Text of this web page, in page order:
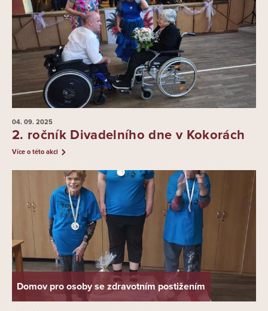
04. 09. 2025
2. ročník Divadelního dne v Kokorách
Více o této akci
Domov pro osoby se zdravotním postižením